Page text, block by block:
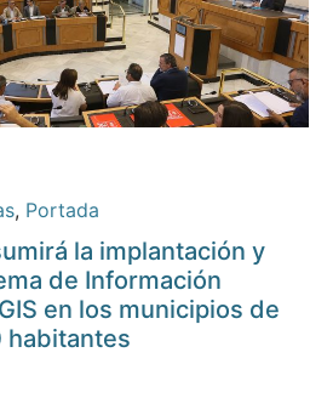
, Portada
la implantación y
de Información
en los municipios de
habitantes